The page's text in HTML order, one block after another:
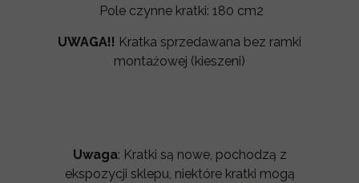
Pole czynne kratki: 180 cm2
UWAGA!! Kratka sprzedawana bez ramki
montażowej (kieszeni)
Uwaga: Kratki są nowe, pochodzą z
ekspozycji sklepu, niektóre kratki mogą